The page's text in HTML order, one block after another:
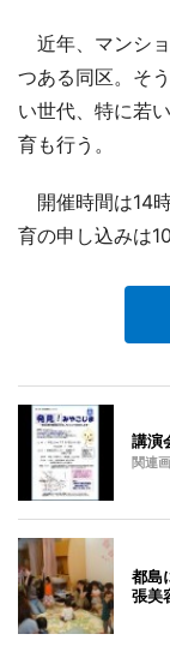
近年、マンシ
つある同区。そ
い世代、特に若
育も行う。
開催時間は14
育の申し込みは
講演
関連
都島
張美